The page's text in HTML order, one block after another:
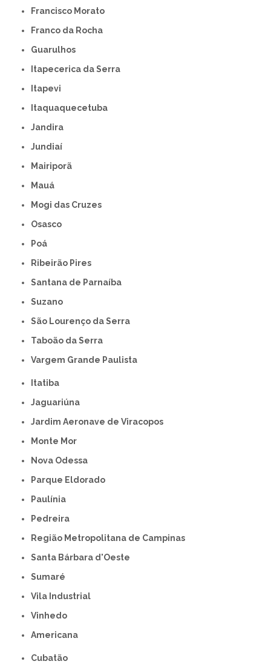
Francisco Morato
Franco da Rocha
Guarulhos
Itapecerica da Serra
Itapevi
Itaquaquecetuba
Jandira
Jundiaí
Mairiporã
Mauá
Mogi das Cruzes
Osasco
Poá
Ribeirão Pires
Santana de Parnaíba
Suzano
São Lourenço da Serra
Taboão da Serra
Vargem Grande Paulista
Itatiba
Jaguariúna
Jardim Aeronave de Viracopos
Monte Mor
Nova Odessa
Parque Eldorado
Paulínia
Pedreira
Região Metropolitana de Campinas
Santa Bárbara d'Oeste
Sumaré
Vila Industrial
Vinhedo
americana
Cubatão